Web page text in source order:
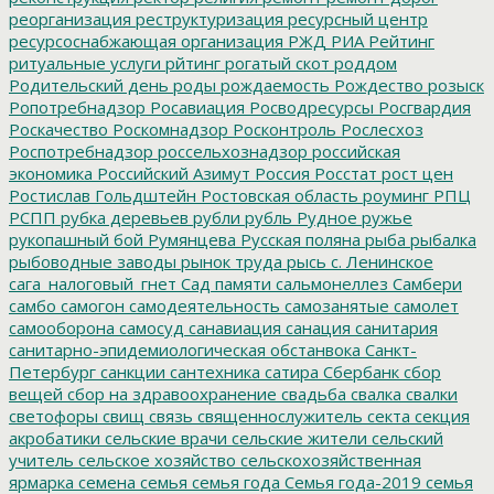
реорганизация реструктуризация ресурсный центр
ресурсоснабжающая организация РЖД РИА Рейтинг
ритуальные услуги рйтинг рогатый скот роддом
Родительский день роды рождаемость Рождество розыск
Ропотребнадзор Росавиация Росводресурсы Росгвардия
Роскачество Роскомнадзор Росконтроль Рослесхоз
Роспотребнадзор россельхознадзор российская
экономика Российский Азимут Россия Росстат рост цен
Ростислав Гольдштейн Ростовская область роуминг РПЦ
РСПП рубка деревьев рубли рубль Рудное ружье
рукопашный бой Румянцева Русская поляна рыба рыбалка
рыбоводные заводы рынок труда рысь с. Ленинское
сага_налоговый_гнет Сад памяти сальмонеллез Самбери
самбо самогон самодеятельность самозанятые самолет
самооборона самосуд санавиация санация санитария
санитарно-эпидемиологическая обстанвока Санкт-
Петербург санкции сантехника сатира Сбербанк сбор
вещей сбор на здравоохранение свадьба свалка свалки
светофоры свищ связь священнослужитель секта секция
акробатики сельские врачи сельские жители сельский
учитель сельское хозяйство сельскохозяйственная
ярмарка семена семья семья года Семья года-2019 семья